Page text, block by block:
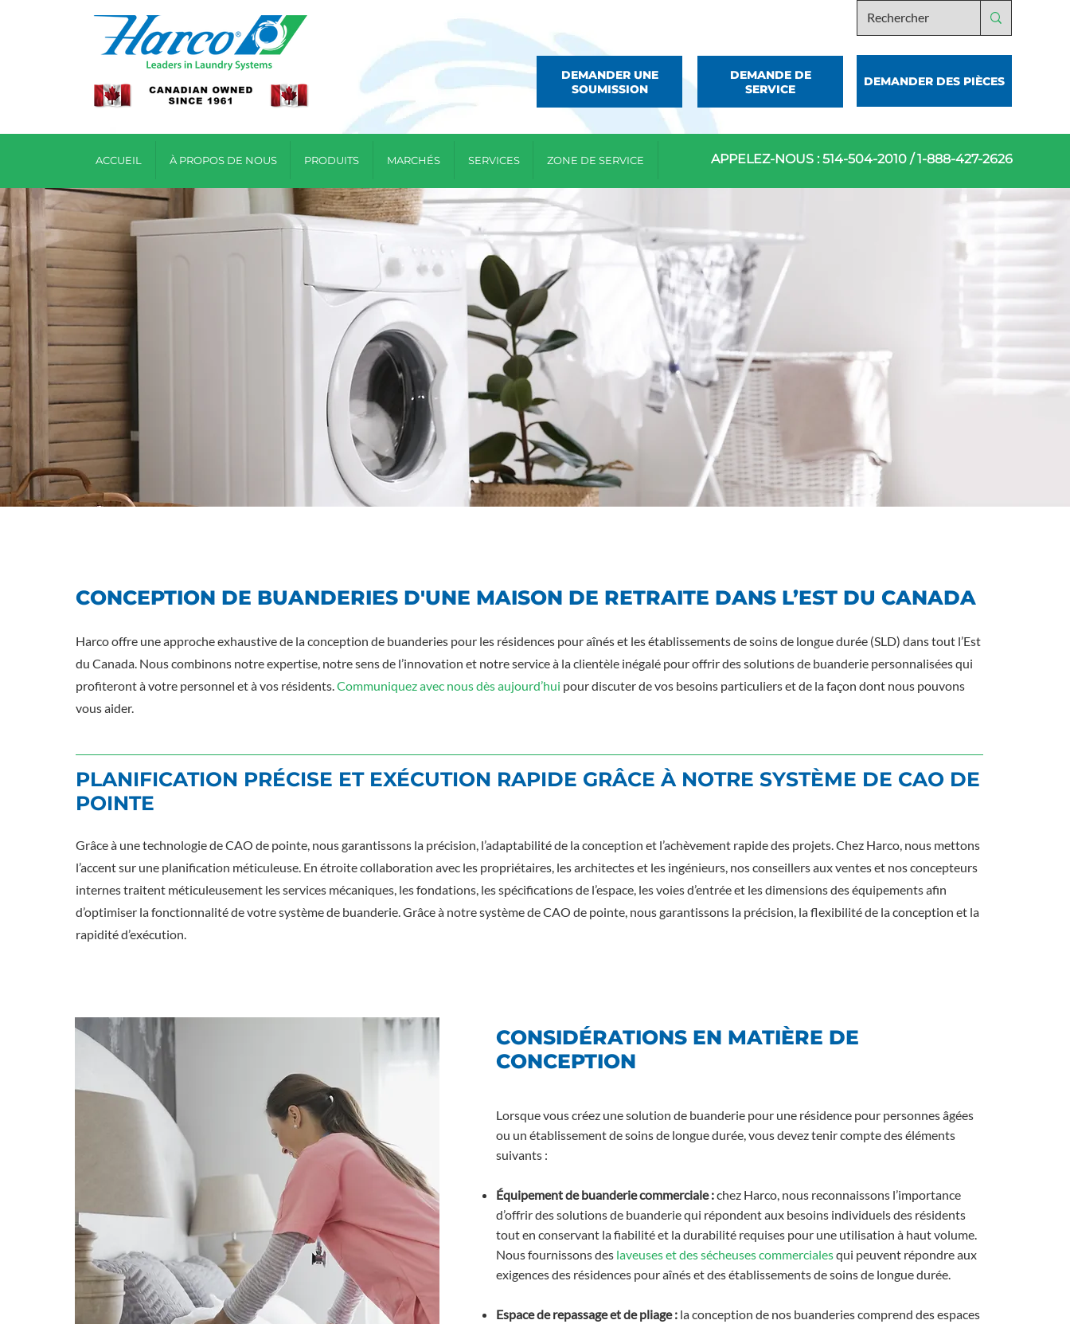
DEMANDER UNE
SOUMISSION
DEMANDE DE
SERVICE
DEMANDER DES PIÈCES
ACCUEIL À PROPOS DE NOUS PRODUITS MARCHÉS SERVICES ZONE DE SERVICE APPELEZ-NOUS : 514-504-2010 /1-888-427-2626
CONCEPTION DE BUANDERIES D'UNE MAISON DE RETRAITE DANS L’EST DU CANADA
Harco offre une approche exhaustive de la conception de buanderies pour les résidences pour aînés et les établissements de soins de longue durée (SLD) dans tout l’Est
du Canada. Nous combinons notre expertise, notre sens de l’innovation et notre service à la clientèle inégalé pour offrir des solutions de buanderie personnalisées qui
profiteront à votre personnel et à vos résidents.Communiquez avec nous dès aujourd’hui pour discuter de vos besoins particuliers et de la façon dont nous pouvons
vous aider.
PLANIFICATION PRÉCISE ET EXÉCUTION RAPIDE GRÂCE À NOTRE SYSTÈME DE CAO DE
POINTE
Grâce à une technologie de CAO de pointe, nous garantissons la précision, l’adaptabilité de la conception et l’achèvement rapide des projets. Chez Harco, nous mettons
l’accent sur une planification méticuleuse. En étroite collaboration avec les propriétaires, les architectes et les ingénieurs, nos conseillers aux ventes et nos concepteurs
internes traitent méticuleusement les services mécaniques, les fondations, les spécifications de l’espace, les voies d’entrée et les dimensions des équipements afin
d’optimiser la fonctionnalité de votre système de buanderie. Grâce à notre système de CAO de pointe, nous garantissons la précision, la flexibilité de la conception et la
rapidité d’exécution.
CONSIDÉRATIONS EN MATIÈRE DE
CONCEPTION
Lorsque vous créez une solution de buanderie pour une résidence pour personnes âgées
ou un établissement de soins de longue durée, vous devez tenir compte des éléments
suivants :
Équipement de buanderie commerciale :chez Harco, nous reconnaissons l’importance
d’offrir des solutions de buanderie qui répondent aux besoins individuels des résidents
tout en conservant la fiabilité et la durabilité requises pour une utilisation à haut volume.
Nous fournissons des laveuses et des sécheuses commercialesqui peuvent répondre aux
exigences des résidences pour aînés et des établissements de soins de longue durée.
Espace de repassage et de pliage : la conception de nos buanderies comprend des espaces